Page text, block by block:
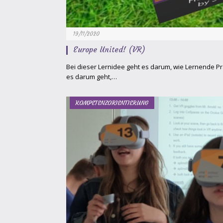
19/11/2020
Europe United! (VR)
Bei dieser Lernidee geht es darum, wie Lernende
es darum geht,…
KOMPETENZORIENTIERUNG